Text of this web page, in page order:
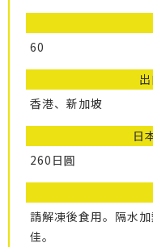
60
香港、新加坡
日
260日圓
請解凍後食用。隔水
佳。